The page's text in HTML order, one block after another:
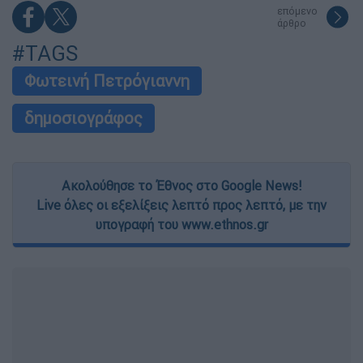
επόμενο
άρθρο
#TAGS
Φωτεινή Πετρόγιαννη
δημοσιογράφος
Ακολούθησε το Έθνος στο Google News!
Live όλες οι εξελίξεις λεπτό προς λεπτό, με την
υπογραφή του www.ethnos.gr